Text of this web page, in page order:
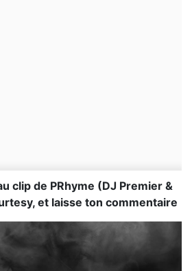
clip de PRhyme (DJ Premier &
et laisse ton commentaire